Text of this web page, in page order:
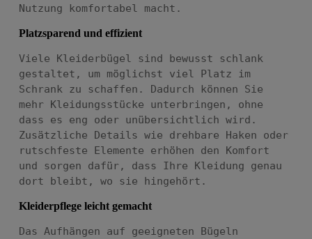
Nutzung komfortabel macht.
Platzsparend und effizient
Viele Kleiderbügel sind bewusst schlank
gestaltet, um möglichst viel Platz im
Schrank zu schaffen. Dadurch können Sie
mehr Kleidungsstücke unterbringen, ohne
dass es eng oder unübersichtlich wird.
Zusätzliche Details wie drehbare Haken oder
rutschfeste Elemente erhöhen den Komfort
und sorgen dafür, dass Ihre Kleidung genau
dort bleibt, wo sie hingehört.
Kleiderpflege leicht gemacht
Das Aufhängen auf geeigneten Bügeln